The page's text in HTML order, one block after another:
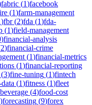
fabric (1)facebook
(1)farm-management
)fbr(2)fda (1)fda-
(1)field-management
)financial-analysis
2)financial-crime
(1)financial-metrics
(1)financial-reporting
(3)fine-tuning (1)fintech
(1)fitness (1)fleet
(4)food-cost
)forecasting (9)forex